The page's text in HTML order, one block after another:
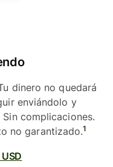
dinero no quedará
enviándolo y
complicaciones.
no garantizado.1